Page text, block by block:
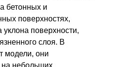
бетонных и
поверхностях,
уклона поверхности,
слоя. В
модели, они
небольших